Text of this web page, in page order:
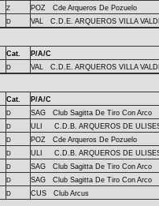
Z POZ Cde Arqueros De Pozuelo
D VAL C.D.E. ARQUEROS VILLA
Cat. P/A/C
D VAL C.D.E. ARQUEROS VILLA
Cat. P/A/C
D SAG Club Sagitta De Tiro Con Arco
D ULI C.D.B. ARQUEROS DE
D POZ Cde Arqueros De Pozuelo
D ULI C.D.B. ARQUEROS DE
D SAG Club Sagitta De Tiro Con Arco
D SAG Club Sagitta De Tiro Con Arco
D CUS Club Arcus